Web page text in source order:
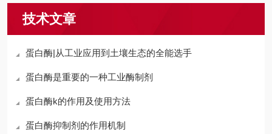
技术文章
蛋白酶|从工业应用到土壤生态的全能选手
蛋白酶是重要的一种工业酶制剂
蛋白酶k的作用及使用方法
蛋白酶抑制剂的作用机制